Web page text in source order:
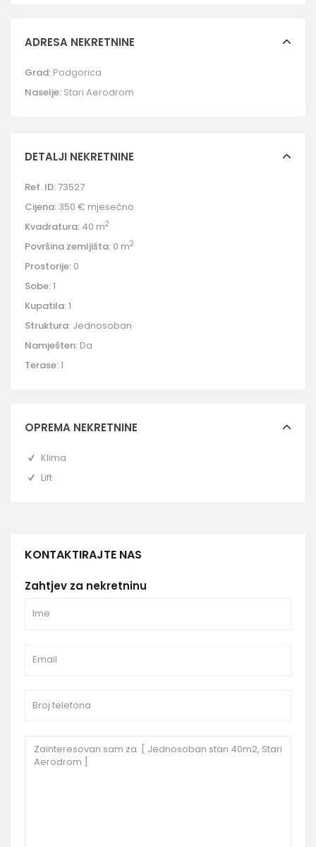
ADRESA NEKRETNINE
Grad: Podgorica
Naselje: Stari Aerodrom
DETALJI NEKRETNINE
Ref. ID: 73527
Cijena: 350 € mjesečno
Kvadratura: 40 m2
Površina zemljišta: 0 m2
Prostorije: 0
Sobe:1
Kupatila:1
Struktura: Jednosoban
Namješten: Da
Terase:1
OPREMA NEKRETNINE
Klima
Lift
KONTAKTIRAJTE NAS
Zahtjev za nekretninu